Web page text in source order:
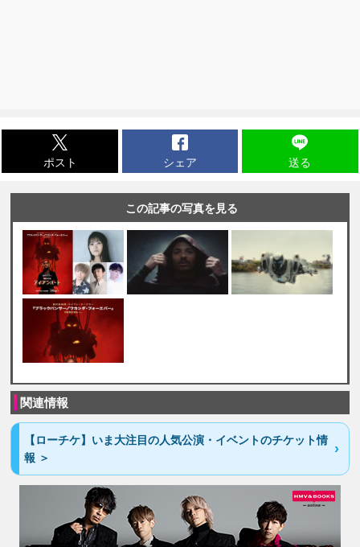
ポスト シェア 送る
この記事の写真を見る
関連情報
【ローチケ】いま大注目の人気公演・イベントのチケット情
報 ＞